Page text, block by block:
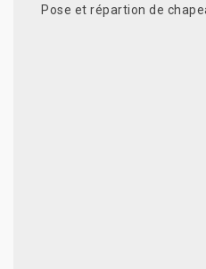
Pose et répartion de